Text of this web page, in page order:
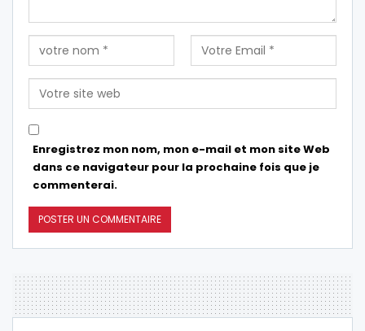
Enregistrez mon nom, mon e-mail et mon site Web
dans ce navigateur pour la prochaine fois que je
commenterai.